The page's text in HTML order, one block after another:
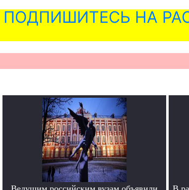
ПОДПИШИТЕСЬ НА